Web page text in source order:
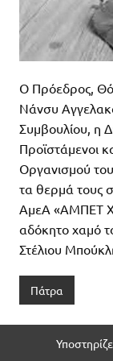
Ο Πρόεδρος,
Νάνσυ
Συμβουλίου, η
Προϊστάμενοι
Οργανισμού
τα θερμά τους
ΑμεΑ «ΑΜΠΕΤ
αδόκητο χαμό
Στέλιου
Πάτρα